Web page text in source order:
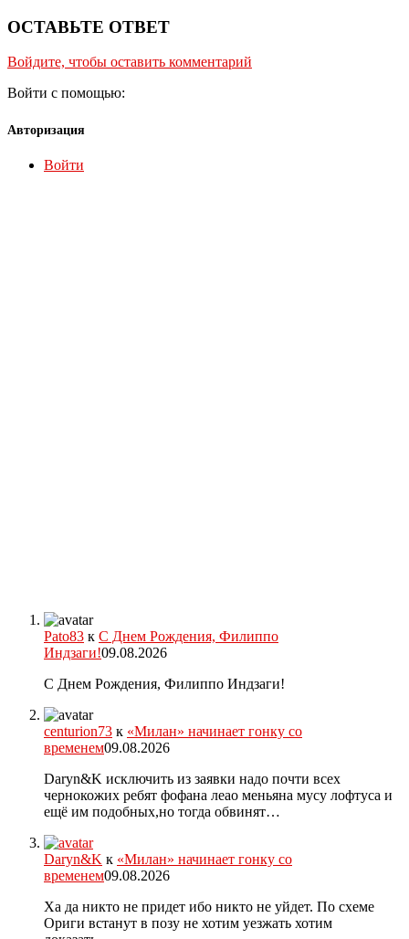
ОСТАВЬТЕ ОТВЕТ
Войдите, чтобы оставить комментарий
Войти с помощью:
Авторизация
Войти
Pato83 к С Днем Рождения, Филиппо
Индзаги!09.08.2026
С Днем Рождения, Филиппо Индзаги!
centurion73 к «Милан» начинает гонку со
временем09.08.2026
Daryn&K исключить из заявки надо почти всех
чернокожих ребят фофана леао меньяна мусу лофтуса и
ещё им подобных,но тогда обвинят…
Daryn&K к «Милан» начинает гонку со
временем09.08.2026
Ха да никто не придет ибо никто не уйдет. По схеме
Ориги встанут в позу не хотим уезжать хотим